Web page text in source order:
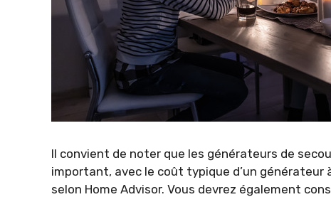
Il convient de noter que les générateurs de
important, avec le coût typique d’un générateur
selon Home Advisor. Vous devrez également